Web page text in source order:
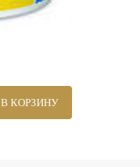
В КОРЗИНУ